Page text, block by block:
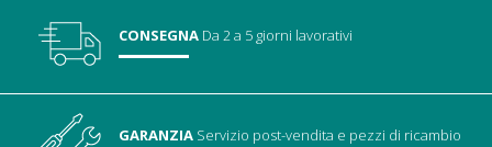
CONSEGNA Da 2 a 5 giorni lavorativi
GARANZIA Servizio post-vendita e pezzi di ricambio